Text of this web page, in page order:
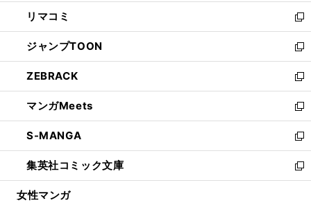
で
開
く
ン
ド
ウ
で
開
く
ウ
ィ
ン
ド
ウ
で
開
く
し
い
ウ
ィ
ン
ド
ウ
で
開
く
リマコミ
新
し
い
ウ
ィ
ン
ド
ウ
で
開
く
ジャンプTOON
新
し
い
ウ
ィ
ン
ド
ウ
で
開
ZEBRACK
新
し
い
ウ
ィ
ン
ド
ウ
マンガMeets
新
し
い
ウ
ィ
ン
S-MANGA
新
し
い
ウ
集英社コミック文庫
新
し
女性マンガ